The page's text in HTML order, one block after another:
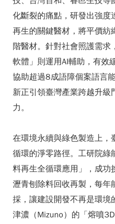
化斷裂的痛點，研發出強
再生的關鍵醫材，將平價紡
階醫材。針對社會照護需求
軟體」則運用AI輔助，有效
協助超過8成語障個案語言
新正引領臺灣產業跨越升
力。
在環境永續與綠色製造上，
循環的淨零路徑。工研院綠
料再生全循環應用」，成功
瀝青刨除料回收再製，每
採，讓建設開發不再是環境
津濃（Mizuno）的「熔噴